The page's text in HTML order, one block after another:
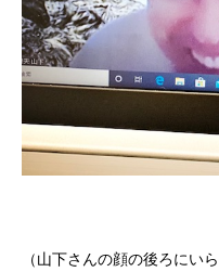
（山下さんの顔の後ろにい